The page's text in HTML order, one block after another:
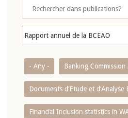
- Any - Banking
Documents d’Etude et d’Analyse
Financial Inclusion statistics in